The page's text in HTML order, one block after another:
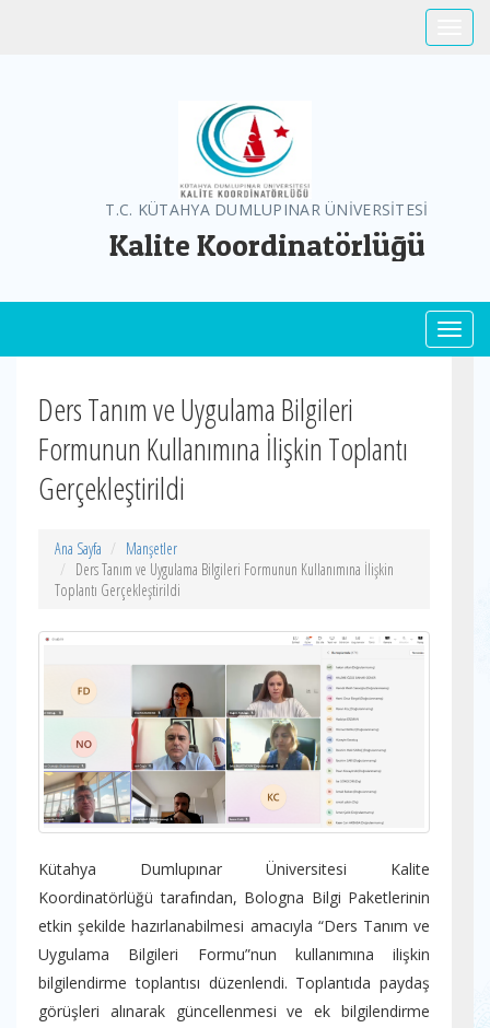
T.C. KÜTAHYA DUMLUPINAR ÜNİVERSİTESİ
Kalite Koordinatörlüğü
Ders Tanım ve Uygulama Bilgileri
Formunun Kullanımına İlişkin Toplantı
Gerçekleştirildi
Ana Sayfa
Manşetler
Ders Tanım ve Uygulama Bilgileri Formunun Kullanımına İlişkin
Toplantı Gerçekleştirildi
Kütahya Dumlupınar Üniversitesi Kalite
Koordinatörlüğü tarafından, Bologna Bilgi Paketlerinin
etkin şekilde hazırlanabilmesi amacıyla “Ders Tanım ve
Uygulama Bilgileri Formu”nun kullanımına ilişkin
bilgilendirme toplantısı düzenlendi. Toplantıda paydaş
görüşleri alınarak güncellenmesi ve ek bilgilendirme